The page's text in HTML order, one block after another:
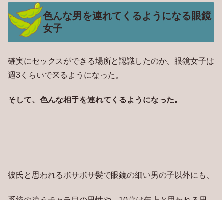
色んな男を連れてくるようになる眼鏡
女子
確実にセックスができる場所と認識したのか、眼鏡女子は
週3くらいで来るようになった。
そして、色んな相手を連れてくるようになった。
彼氏と思われるボサボサ髪で眼鏡の細い男の子以外にも、